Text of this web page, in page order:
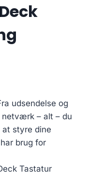
udsendelse og
netværk – alt – du
styre dine
brug for
Tastatur